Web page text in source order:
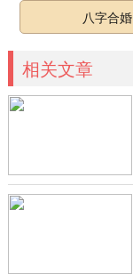
八字合婚
相关文章